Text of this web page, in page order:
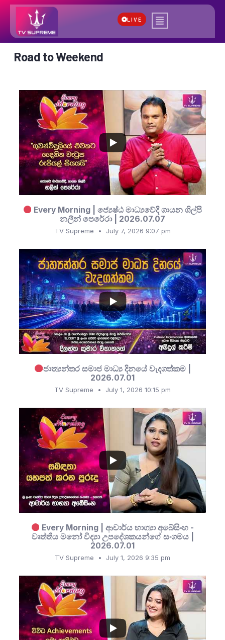
LIVE
Road to Weekend
...
5
0
Every Morning | ජ්‍යෙෂ්ඨ මාධ්‍යවේදී ගායන ශිල්පී
නලීන් පෙරේරා | 2026.07.07
TV Supreme July 7, 2026 9:07 pm
...
9
0
ජාත්‍යන්තර සමාජ මාධ්‍ය දිනයේ වැදගත්කම |
2026.07.01
TV Supreme July 1, 2026 10:15 pm
...
8
4
Every Morning | ආචාර්ය භාග්‍යා අබේසිංහ -
වෘත්තීය මනෝ විද්‍යා උපදේශකයන්ගේ සංගමය |
2026.07.01
TV Supreme July 1, 2026 9:35 pm
...
11
5